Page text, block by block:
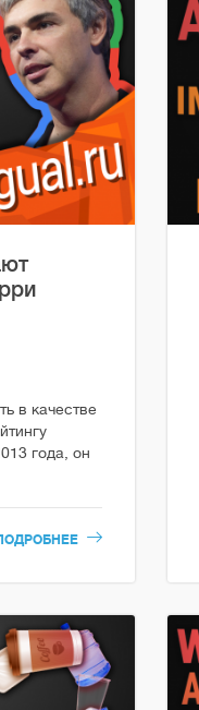
в качестве
года, он